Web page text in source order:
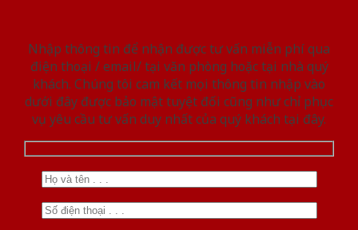
Nhập thông tin để nhận được tư vấn miễn phí qua
điện thoại / email/ tại văn phòng hoặc tại nhà quý
khách. Chúng tôi cam kết mọi thông tin nhập vào
dưới đây được bảo mật tuyệt đối cũng như chỉ phục
vụ yêu cầu tư vấn duy nhất của quý khách tại đây.